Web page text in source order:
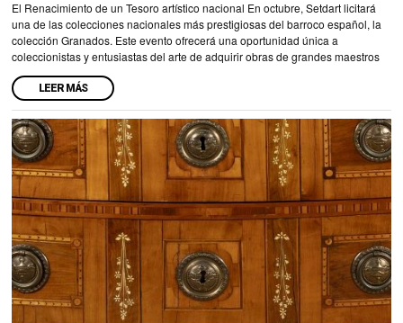
El Renacimiento de un Tesoro artístico nacional En octubre, Setdart licitará
una de las colecciones nacionales más prestigiosas del barroco español, la
colección Granados. Este evento ofrecerá una oportunidad única a
coleccionistas y entusiastas del arte de adquirir obras de grandes maestros
LEER MÁS